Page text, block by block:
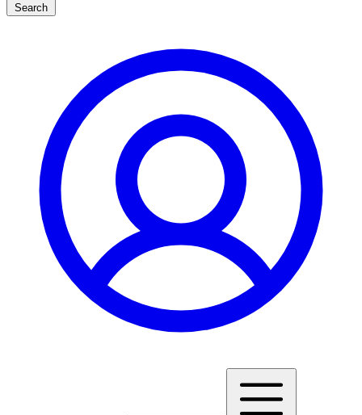
Search